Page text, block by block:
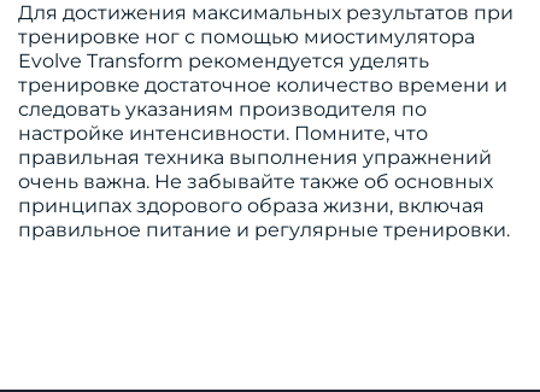
Для достижения максимальных результатов при
тренировке ног с помощью миостимулятора
Evolve Transform рекомендуется уделять
тренировке достаточное количество времени и
следовать указаниям производителя по
настройке интенсивности. Помните, что
правильная техника выполнения упражнений
очень важна. Не забывайте также об основных
принципах здорового образа жизни, включая
правильное питание и регулярные тренировки.